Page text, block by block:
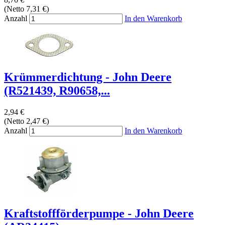
(Netto 7,31 €)
Anzahl
In den Warenkorb
Krümmerdichtung - John Deere
(R521439, R90658,...
2,94 €
(Netto 2,47 €)
Anzahl
In den Warenkorb
Kraftstoffförderpumpe - John Deere